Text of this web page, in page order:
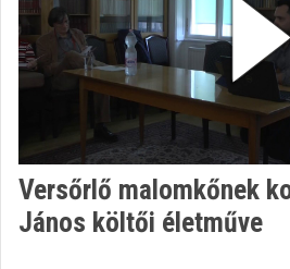
KUTATÓKÖZPONT
Intézményi kezdőlap
Bejelentkezés
Intézményi felfedezés
Kategóriák
Versőrlő malomkőnek
János költői életműve